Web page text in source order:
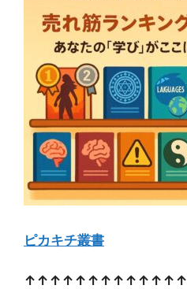
ピカキチ叢書
↑↑↑↑↑↑↑↑↑↑↑↑↑